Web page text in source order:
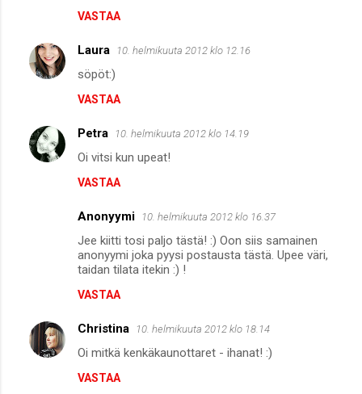
VASTAA
Laura 10. helmikuuta 2012 klo 12.16
söpöt:)
VASTAA
Petra 10. helmikuuta 2012 klo 14.19
Oi vitsi kun upeat!
VASTAA
Anonyymi 10. helmikuuta 2012 klo 16.37
Jee kiitti tosi paljo tästä! :) Oon siis samainen
anonyymi joka pyysi postausta tästä. Upee väri,
taidan tilata itekin :) !
VASTAA
Christina 10. helmikuuta 2012 klo 18.14
Oi mitkä kenkäkaunottaret - ihanat! :)
VASTAA